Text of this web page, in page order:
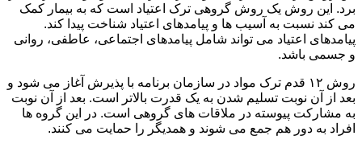
برد. این روش یک روش گروهی ترک اعتیاد است که به بیمار کمک
می کند نسبت به آسیب ها و پیامدهای اعتیاد شناخت پیدا کند.
پیامدهای اعتیاد می تواند شامل پیامدهای اجتماعی، عاطفی، روانی
و جسمی باشد.
روش ۱۲ قدم ترک مواد در سازمان برنامه با پذیرش آغاز می شود و
بعد از آن نوبت تسلیم شدن به یک قدرت بالاتر است. بعد از آن نوبت
به مشارکت پیوسته در ملاقات های گروهی است. در این گروه ها
افراد به دور هم جمع می شوند و همدیگر را حمایت می کنند.